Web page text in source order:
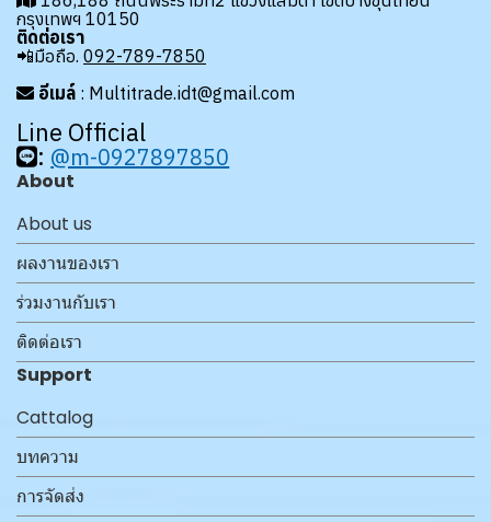
กรุงเทพฯ 10150
ติดต่อเรา
📲มือถือ. 092-789-7850
อีเมล์ : Multitrade.idt@gmail.com
Line Official
: @m-0927897850
About
About us
ผลงานของเรา
ร่วมงานกับเรา
ติดต่อเรา
Support
Cattalog
บทความ
การจัดส่ง